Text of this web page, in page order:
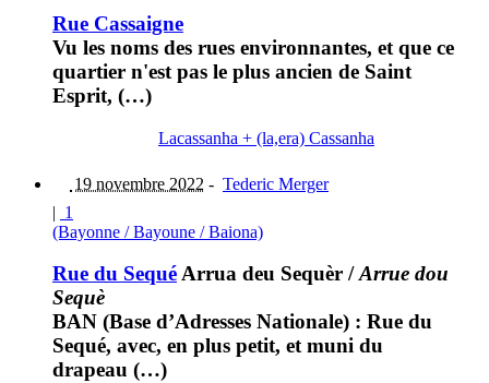
Rue Cassaigne
Vu les noms des rues environnantes, et que ce
quartier n'est pas le plus ancien de Saint
Esprit, (…)
Lacassanha + (la,era) Cassanha
19 novembre 2022 - Tederic Merger
| 1
(Bayonne / Bayoune / Baiona)
Rue du SequéArrua deu Sequèr /Arrue dou
Sequè
BAN (Base d’Adresses Nationale) : Rue du
Sequé, avec, en plus petit, et muni du
drapeau (…)